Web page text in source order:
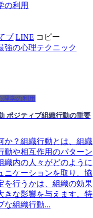
の利用
ブ LINE コピー
強の心理テクニック
理学の利用
ポジティブ組織行動の重要
か？組織行動とは、組織
動や相互作用のパターン
織内の人々がどのように
ニケーションを取り、協
を行うかは、組織の効果
きな影響を与えます。特
な組織行動...